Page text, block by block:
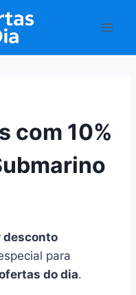
com 10%
desconto
para
do dia.